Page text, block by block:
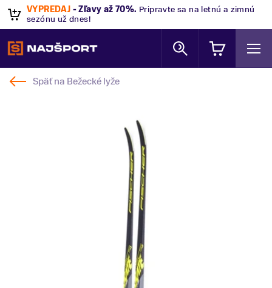
VÝPREDAJ - Zľavy až 70%. Pripravte sa na letnú a zimnú
sezónu už dnes!
Späť na Bežecké lyže